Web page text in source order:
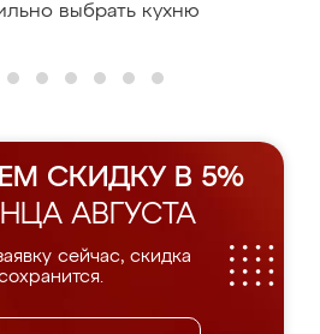
выбрать кухню
СКИДКУ В 5%
АВГУСТА
сейчас, скидка